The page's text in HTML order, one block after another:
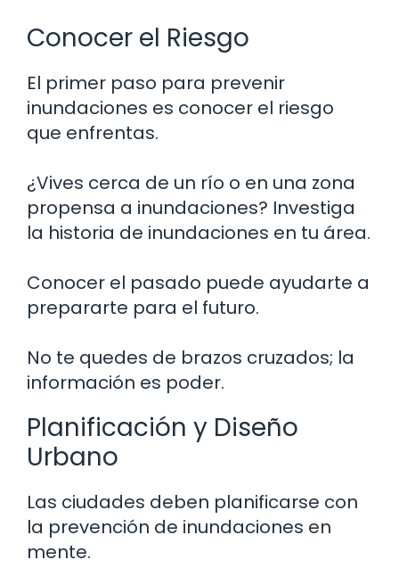
Conocer el Riesgo
El primer paso para prevenir
inundaciones es conocer el riesgo
que enfrentas.
¿Vives cerca de un río o en una zona
propensa a inundaciones? Investiga
la historia de inundaciones en tu área.
Conocer el pasado puede ayudarte a
prepararte para el futuro.
No te quedes de brazos cruzados; la
información es poder.
Planificación y Diseño
Urbano
Las ciudades deben planificarse con
la prevención de inundaciones en
mente.